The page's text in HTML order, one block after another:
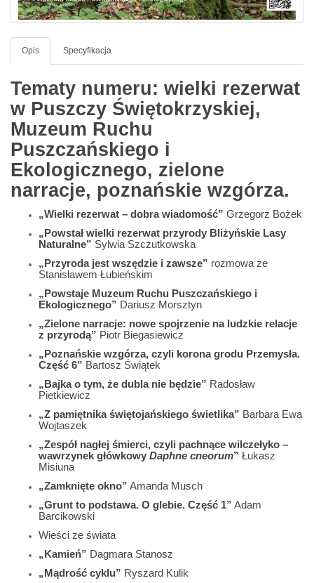
Opis Specyfikacja
Tematy numeru: wielki rezerwat
w Puszczy Świętokrzyskiej,
Muzeum Ruchu
Puszczańskiego i
Ekologicznego, zielone
narracje, poznańskie wzgórza.
„Wielki rezerwat – dobra wiadomość” Grzegorz Bożek
„Powstał wielki rezerwat przyrody Bliżyńskie Lasy
Naturalne” Sylwia Szczutkowska
„Przyroda jest wszędzie i zawsze” rozmowa ze
Stanisławem Łubieńskim
„Powstaje Muzeum Ruchu Puszczańskiego i
Ekologicznego” Dariusz Morsztyn
„Zielone narracje: nowe spojrzenie na ludzkie relacje
z przyrodą” Piotr Biegasiewicz
„Poznańskie wzgórza, czyli korona grodu Przemysła.
Część 6” Bartosz Świątek
„Bajka o tym, że dubla nie będzie” Radosław
Pietkiewicz
„Z pamiętnika świętojańskiego świetlika” Barbara Ewa
Wojtaszek
„Zespół nagłej śmierci, czyli pachnące wilczełyko –
wawrzynek główkowy Daphne cneorum” Łukasz
Misiuna
„Zamknięte okno” Amanda Musch
„Grunt to podstawa. O glebie. Część 1” Adam
Barcikowski
Wieści ze świata
„Kamień” Dagmara Stanosz
„Mądrość cyklu” Ryszard Kulik